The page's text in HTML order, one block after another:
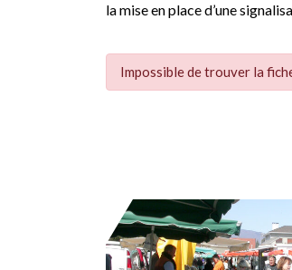
la mise en place d’une
Impossible de trouver la